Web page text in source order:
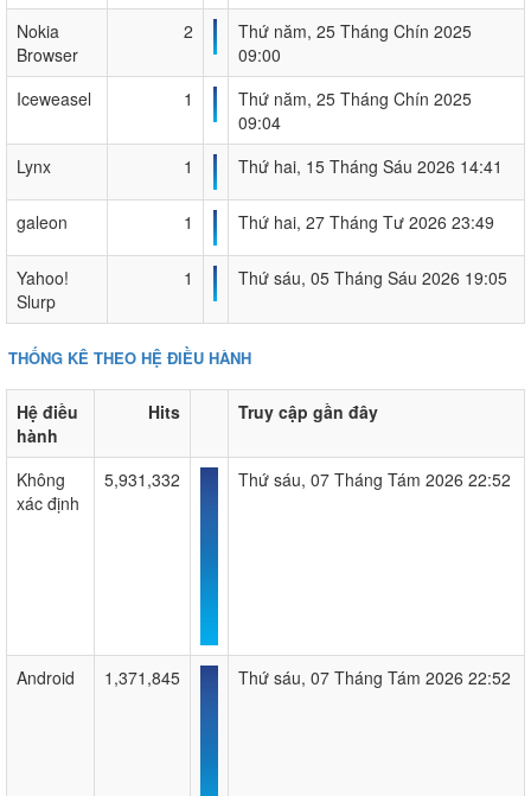
Nokia
Browser
2
Thứ năm, 25 Tháng Chín 2025
09:00
Iceweasel
1
Thứ năm, 25 Tháng Chín 2025
09:04
Lynx
1 Thứ hai, 15 Tháng Sáu 2026 14:41
galeon 1 Thứ hai, 27 Tháng Tư 2026 23:49
Yahoo!
Slurp
1 Thứ sáu, 05 Tháng Sáu 2026 19:05
THỐNG KÊ THEO HỆ ĐIỀU HÀNH
Hệ điều
hành
Hits Truy cập gần đây
Không
xác định
5,931,332 Thứ sáu, 07 Tháng Tám 2026 22:52
Android 1,371,845 Thứ sáu, 07 Tháng Tám 2026 22:52